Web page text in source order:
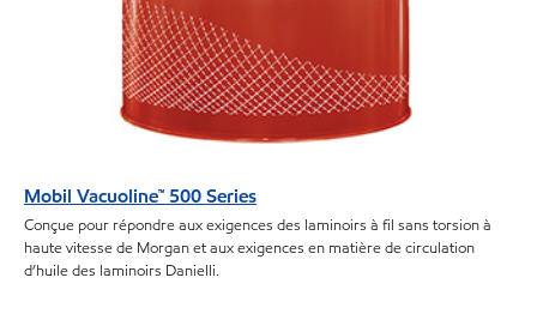
Mobil Vacuoline™ 500 Series
Conçue pour répondre aux exigences des laminoirs à fil sans torsion à
haute vitesse de Morgan et aux exigences en matière de circulation
d’huile des laminoirs Danielli.